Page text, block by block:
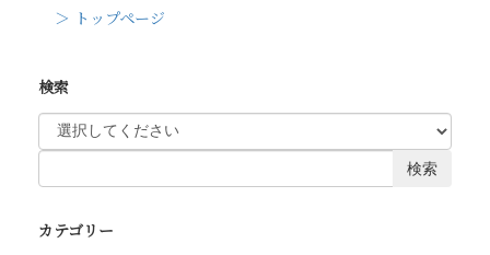
＞ トップページ
検索
検索
カテゴリー